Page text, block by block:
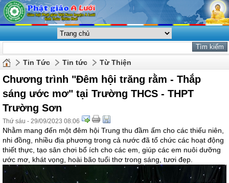
Tin Tức Tin tức Từ Thiện
Chương trình "Đêm hội trăng rằm - Thắp
sáng ước mơ" tại Trường THCS - THPT
Trường Sơn
Thứ sáu - 29/09/2023 08:06
Nhằm mang đến một đêm hội Trung thu đầm ấm cho các thiếu niên,
nhi đồng, nhiều địa phương trong cả nước đã tổ chức các hoạt động
thiết thực, tạo sân chơi bổ ích cho các em, giúp các em nuôi dưỡng
ước mơ, khát vọng, hoài bão tuổi thơ trong sáng, tươi đẹp.